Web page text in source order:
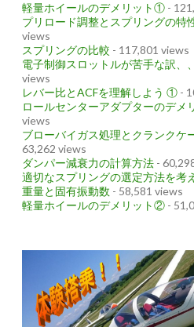
軽量ホイールのデメリット① -
プリロード調整とスプリングの特
views
スプリングの比較 - 117,801 views
電子制御スロットルが苦手な訳、、
views
レバー比とACFを理解しよう ① -
ロールセンターアダプターのデメ
views
ブローバイガス処理とクランクケ
63,262 views
ダンパー減衰力の計算方法 -
適切なスプリングの選定方法を考
重量と固有振動数 - 58,581 views
軽量ホイールのデメリット② -